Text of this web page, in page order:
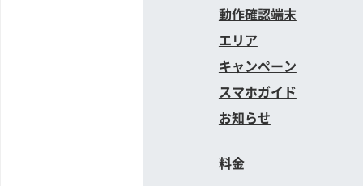
動作確認端末
エリア
キャンペーン
スマホガイド
お知らせ
料金